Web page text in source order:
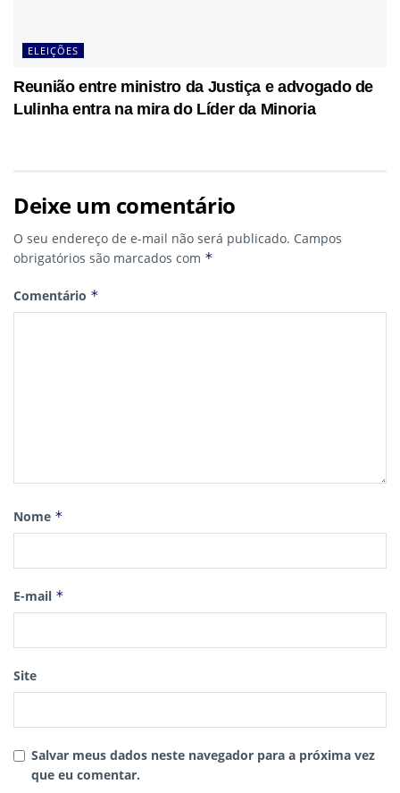
ELEIÇÕES
Reunião entre ministro da Justiça e advogado de
Lulinha entra na mira do Líder da Minoria
Deixe um comentário
O seu endereço de e-mail não será publicado. Campos
obrigatórios são marcados com *
Comentário *
Nome *
E-mail *
Site
Salvar meus dados neste navegador para a próxima vez
que eu comentar.